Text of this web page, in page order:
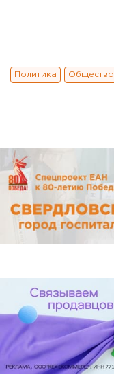
Политика Общество